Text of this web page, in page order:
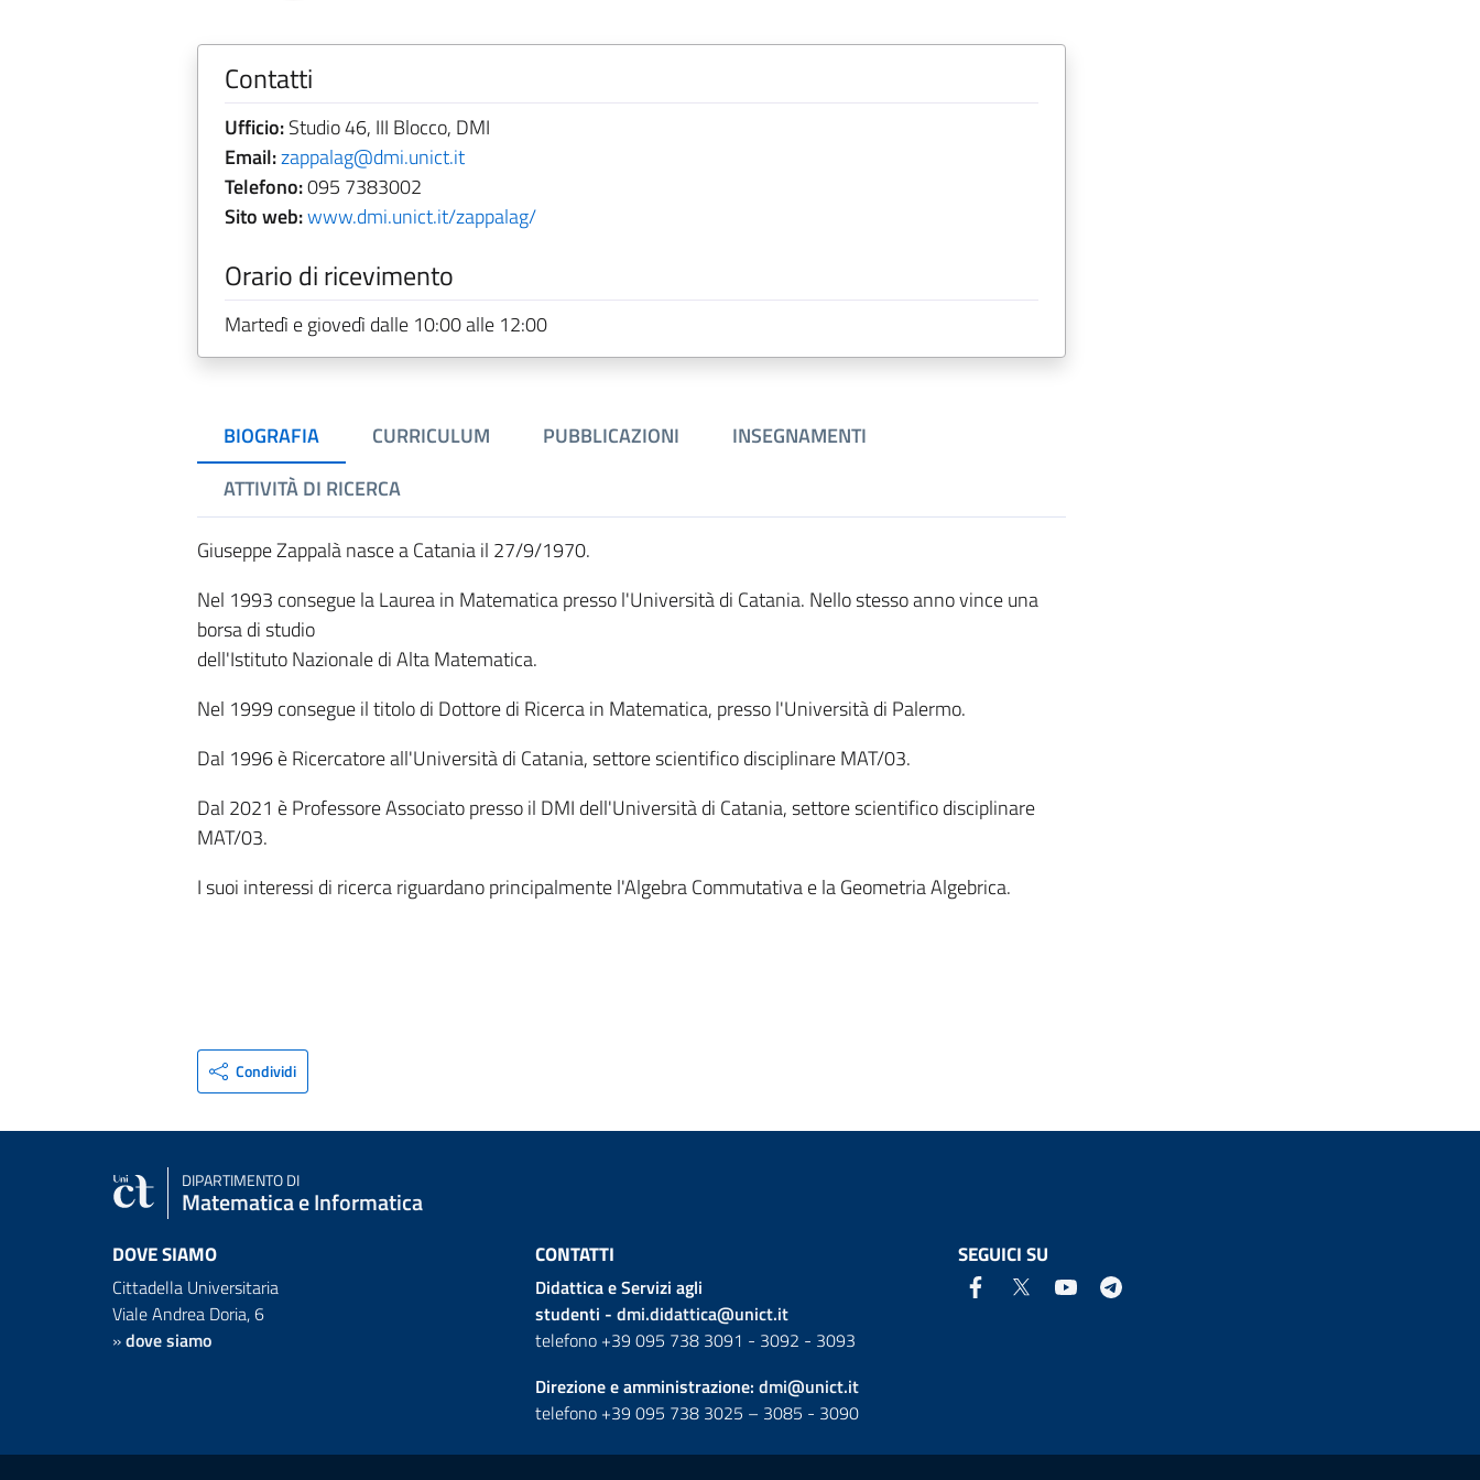
Contatti
Ufficio:Studio 46, III Blocco, DMI
Email:zappalag@dmi.unict.it
Telefono:095 7383002
Sito web:www.dmi.unict.it/zappalag/
Orario di ricevimento
Martedì e giovedì dalle 10:00 alle 12:00
BIOGRAFIA CURRICULUM PUBBLICAZIONI
INSEGNAMENTI
ATTIVITÀ DI RICERCA
Giuseppe Zappalà nasce a Catania il 27/9/1970.
Nel 1993 consegue la Laurea in Matematica presso l'Università di Catania. Nello stesso anno vince una
borsa di studio
dell'Istituto Nazionale di Alta Matematica.
Nel 1999 consegue il titolo di Dottore di Ricerca in Matematica, presso l'Università di Palermo.
Dal 1996 è Ricercatore all'Università di Catania, settore scientifico disciplinare MAT/03.
Dal 2021 è Professore Associato presso il DMI dell'Università di Catania, settore scientifico disciplinare
MAT/03.
I suoi interessi di ricerca riguardano principalmente l'Algebra Commutativa e la Geometria Algebrica.
Condividi
DIPARTIMENTO DI
Matematica e Informatica
DOVE SIAMO
Cittadella Universitaria
Viale Andrea Doria, 6
»dove siamo
CONTATTI
Didattica e Servizi agli
studenti - dmi.didattica@unict.it
telefono +39 095 738 3091 - 3092 - 3093
Direzione e amministrazione: dmi@unict.it
telefono +39 095 738 3025 – 3085 - 3090
SEGUICI SU